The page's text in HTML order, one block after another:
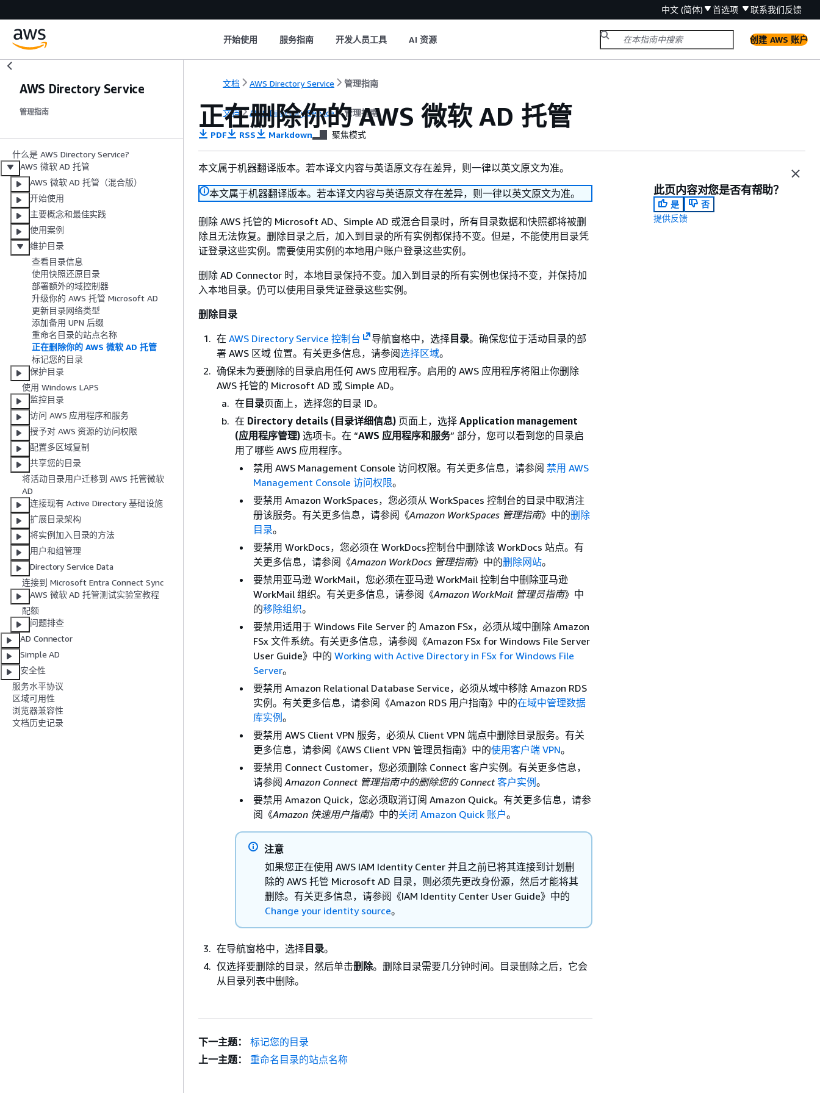
中文 (简体) 首选项 联系我们反馈
开始使用 服务指南 开发人员工具 AI 资源 创建 AWS 账户
AWS Directory Service
管理指南
什么是 AWS Directory Service?
AWS 微软 AD 托管
AWS 微软 AD 托管（混合版）
开始使用
主要概念和最佳实践
使用案例
维护目录
查看目录信息
使用快照还原目录
部署额外的域控制器
升级你的 AWS 托管 Microsoft AD
更新目录网络类型
添加备用 UPN 后缀
重命名目录的站点名称
正在删除你的 AWS 微软 AD 托管
标记您的目录
保护目录
使用 Windows LAPS
监控目录
访问 AWS 应用程序和服务
授予对 AWS 资源的访问权限
配置多区域复制
共享您的目录
将活动目录用户迁移到 AWS 托管微软
AD
连接现有 Active Directory 基础设施
扩展目录架构
将实例加入目录的方法
用户和组管理
Directory Service Data
连接到 Microsoft Entra Connect Sync
AWS 微软 AD 托管测试实验室教程
配额
问题排查
AD Connector
Simple AD
安全性
服务水平协议
区域可用性
浏览器兼容性
文档历史记录
文档 AWS Directory Service 管理指南
文档 AWS Directory Service 管理指南
正在删除你的 AWS 微软 AD 托管
PDF RSS Markdown 聚焦模式
本文属于机器翻译版本。若本译文内容与英语原文存在差异，则一律以英文原文为准。
本文属于机器翻译版本。若本译文内容与英语原文存在差异，则一律以英文原文为准。
删除 AWS 托管的 Microsoft AD、Simple AD 或混合目录时，所有目录数据和快照都将被删
除且无法恢复。删除目录之后，加入到目录的所有实例都保持不变。但是，不能使用目录凭
证登录这些实例。需要使用实例的本地用户账户登录这些实例。
删除 AD Connector 时，本地目录保持不变。加入到目录的所有实例也保持不变，并保持加
入本地目录。仍可以使用目录凭证登录这些实例。
删除目录
在 AWS Directory Service 控制台 导航窗格中，选择目录。确保您位于活动目录的部
署 AWS 区域 位置。有关更多信息，请参阅选择区域。
确保未为要删除的目录启用任何 AWS 应用程序。启用的 AWS 应用程序将阻止你删除
AWS 托管的 Microsoft AD 或 Simple AD。
在 目录页面上，选择您的目录 ID。
在 Directory details (目录详细信息) 页面上，选择 Application management
(应用程序管理) 选项卡。在 “AWS 应用程序和服务” 部分，您可以看到您的目录启
用了哪些 AWS 应用程序。
禁用 AWS Management Console 访问权限。有关更多信息，请参阅 禁用 AWS
Management Console 访问权限。
要禁用 Amazon WorkSpaces，您必须从 WorkSpaces 控制台的目录中取消注
册该服务。有关更多信息，请参阅《Amazon WorkSpaces 管理指南》中的删除
目录。
要禁用 WorkDocs，您必须在 WorkDocs控制台中删除该 WorkDocs 站点。有
关更多信息，请参阅《Amazon WorkDocs 管理指南》中的删除网站。
要禁用亚马逊 WorkMail，您必须在亚马逊 WorkMail 控制台中删除亚马逊
WorkMail 组织。有关更多信息，请参阅《Amazon WorkMail 管理员指南》中
的移除组织。
要禁用适用于 Windows File Server 的 Amazon FSx，必须从域中删除 Amazon
FSx 文件系统。有关更多信息，请参阅《Amazon FSx for Windows File Server
User Guide》 中的 Working with Active Directory in FSx for Windows File
Server。
要禁用 Amazon Relational Database Service，必须从域中移除 Amazon RDS
实例。有关更多信息，请参阅《Amazon RDS 用户指南》 中的在域中管理数据
库实例 。
要禁用 AWS Client VPN 服务，必须从 Client VPN 端点中删除目录服务。有关
更多信息，请参阅《AWS Client VPN 管理员指南》 中的使用客户端 VPN。
要禁用 Connect Customer，您必须删除 Connect 客户实例。有关更多信息，
请参阅Amazon Connect 管理指南中的删除您的 Connect 客户实例 。
要禁用 Amazon Quick，您必须取消订阅 Amazon Quick。有关更多信息，请参
阅《Amazon 快速用户指南》中的关闭 Amazon Quick 账户。
注意
如果您正在使用 AWS IAM Identity Center 并且之前已将其连接到计划删
除的 AWS 托管 Microsoft AD 目录，则必须先更改身份源，然后才能将其
删除。有关更多信息，请参阅《IAM Identity Center User Guide》 中的
Change your identity source。
在导航窗格中，选择 目录。
仅选择要删除的目录，然后单击删除。删除目录需要几分钟时间。目录删除之后，它会
从目录列表中删除。
此页内容对您是否有帮助？
是
否
提供反馈
下一主题：
标记您的目录
上一主题：
重命名目录的站点名称